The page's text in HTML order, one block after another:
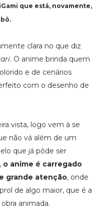
que está, novamente,
clara no que diz
. O anime brinda quem
e de cenários
com o desenho de
vista, logo vem à se
não vá além de um
que já pôde ser
o anime é carregado
grande atenção, onde
de algo maior, que é a
animada.